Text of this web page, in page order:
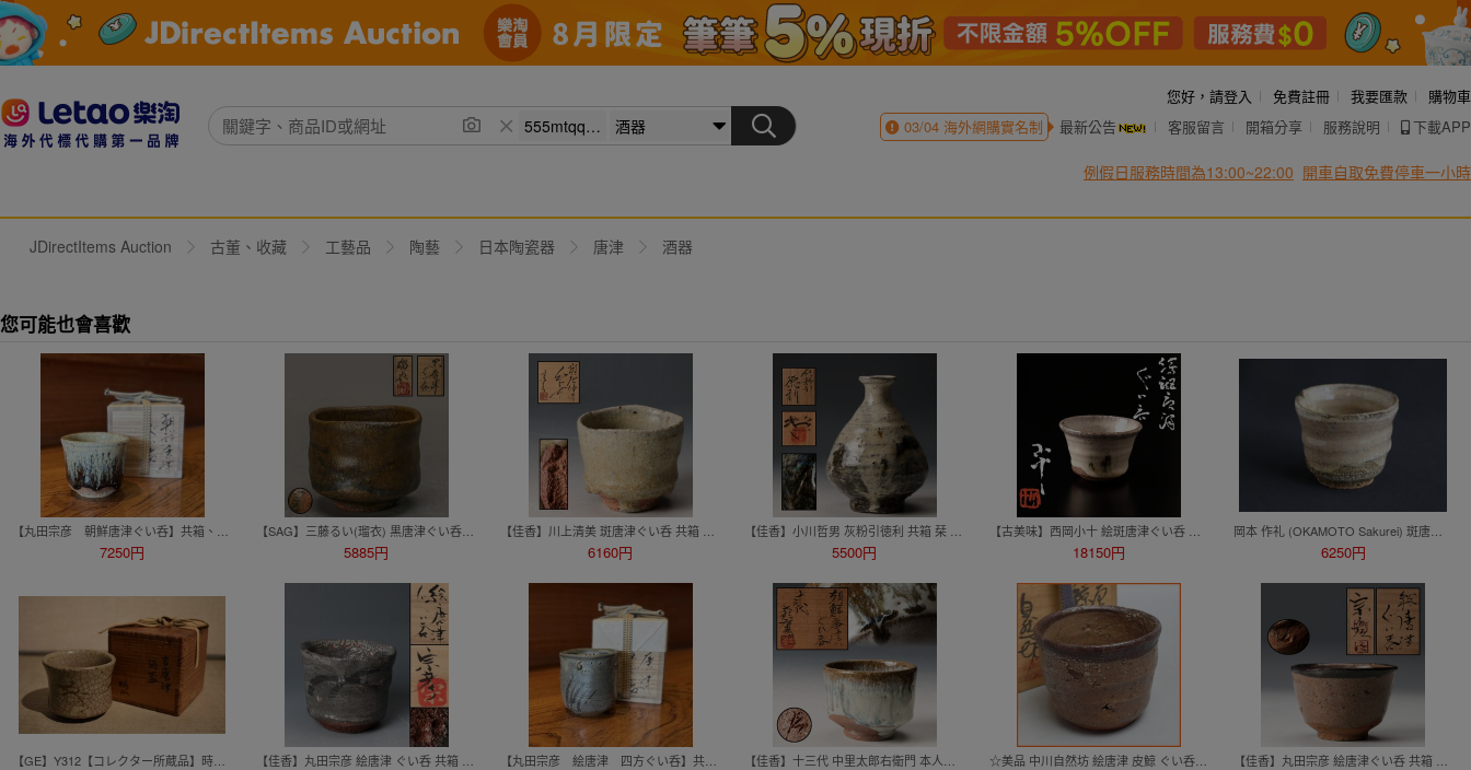
您好， 請登入 免費註冊 我要匯款
購物車
03/04海外網購實名制 最新公告 客服留言 開箱分享 服務說明 下載APP
例假日服務時間為13:00~22:00 開車自取免費停車一小時
JDirectItems Auction 古董、收藏 工藝品 陶藝 日本陶瓷器 唐津 酒器
您可能也會喜歡
7250円 5885円 6160円 5500円 18150円
岡本 作礼 (OKAMOTO Sakurei) 斑唐津ぐい呑 盃 酒器 (師/中里重利) 唐津
6250円
☆美品 中川自然坊 絵唐津 皮鯨 ぐい呑 共箱・共布・栞付き/陶器/酒器/和食器/盃/猪口/陶芸/焼き物/作家物&1747000700